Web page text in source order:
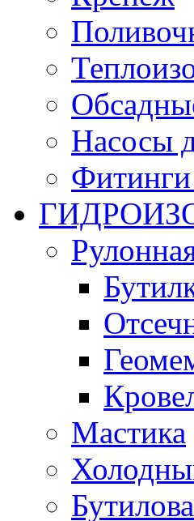
Насосы
Фитинги
Мастика